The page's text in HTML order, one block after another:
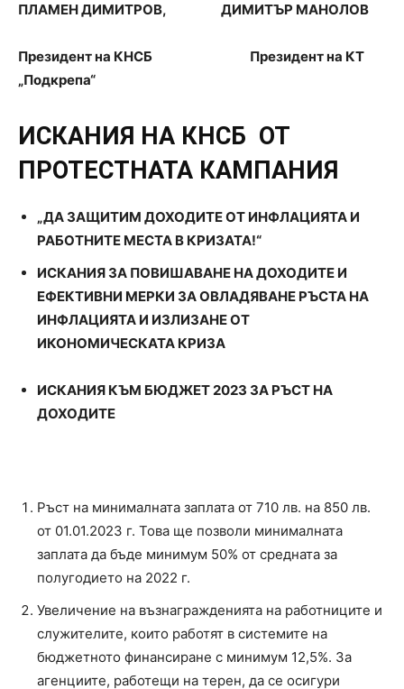
ПЛАМЕН ДИМИТРОВ, ДИМИТЪР МАНОЛОВ
Президент на КНСБ Президент на КТ
„Подкрепа“
ИСКАНИЯ НА КНСБ OT
ПРОТЕСТНАТА КАМПАНИЯ
„ДА ЗАЩИТИМ ДОХОДИТЕ ОТ ИНФЛАЦИЯТА И
РАБОТНИТЕ МЕСТА В КРИЗАТА!“
ИСКАНИЯ ЗА ПОВИШАВАНЕ НА ДОХОДИТЕ И
ЕФЕКТИВНИ МЕРКИ ЗА ОВЛАДЯВАНЕ РЪСТА НА
ИНФЛАЦИЯТА И ИЗЛИЗАНЕ ОТ
ИКОНОМИЧЕСКАТА КРИЗА
ИСКАНИЯ КЪМ БЮДЖЕТ 2023 ЗА РЪСТ НА
ДОХОДИТЕ
Ръст на минималната заплата от 710 лв. на 850 лв.
от 01.01.2023 г. Това ще позволи минималната
заплата да бъде минимум 50% от средната за
полугодието на 2022 г.
Увеличение на възнагражденията на работниците и
служителите, които работят в системите на
бюджетното финансиране с минимум 12,5%. За
агенциите, работещи на терен, да се осигури